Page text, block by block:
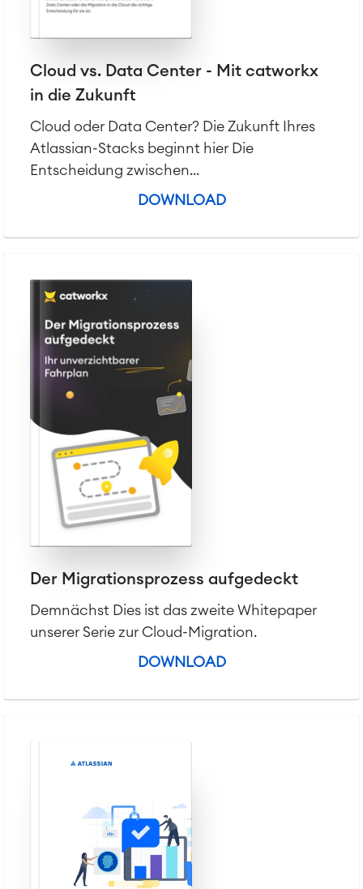
Artificial Intelligence
■
Cloud vs. Data Center - Mit catworkx
in die Zukunft
Cloud oder Data Center? Die Zukunft Ihres
Atlassian-Stacks beginnt hier Die
Entscheidung zwischen...
DOWNLOAD
Der Migrationsprozess aufgedeckt
Demnächst Dies ist das zweite Whitepaper
unserer Serie zur Cloud-Migration.
DOWNLOAD